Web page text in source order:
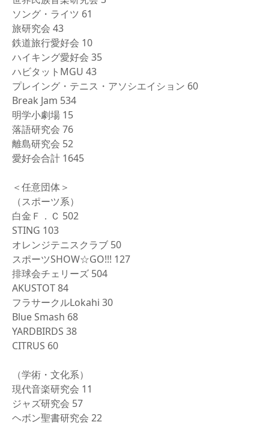
ソング・ライツ 61
旅研究会 43
鉄道旅行愛好会 10
ハイキング愛好会 35
ハビタットMGU 43
プレイング・テニス・アソシエイション 60
Break Jam 534
明学小劇場 15
落語研究会 76
離島研究会 52
愛好会合計 1645
＜任意団体＞
（スポーツ系）
白金Ｆ．Ｃ 502
STING 103
オレンジテニスクラブ 50
スポーツSHOW☆GO!!! 127
排球会チェリーズ 504
AKUSTOT 84
フラサークルLokahi 30
Blue Smash 68
YARDBIRDS 38
CITRUS 60
（学術・文化系）
現代音楽研究会 11
ジャズ研究会 57
ヘボン聖書研究会 22